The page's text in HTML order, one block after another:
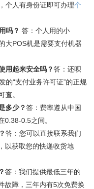
个人有身份证即可办理个
吗？ 答：个人用的小
大POS机是需要支付机器
用起来安全吗？答：还呗
的“支付业务许可证”的正规
查。
多少？答：费率遵从中国
0.38-0.5之间。
答：您可以直接联系我们
以获取您的快递收货地
答：我们提供最低三年的
故障，三年内有5次免费换